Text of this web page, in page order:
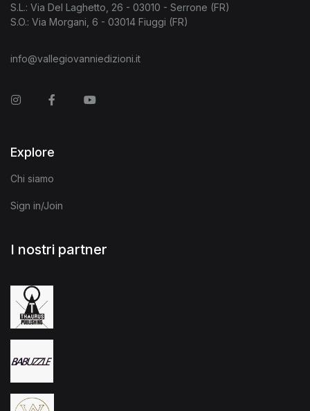
S.L.: Via Del Laghetto, 26 - 03010 - Serrone (FR)
S.O.: Via Morgani, 6 - 03014 Fiuggi (FR)
info@vallegiovanniedizioni.it
InstagramFacebookYou Tube
Explore
Chi siamo
Sign in/Join
I nostri partner